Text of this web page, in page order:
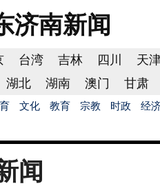
济南新闻
台湾 吉林 四川 天
湖北 湖南 澳门 甘肃
文化 教育 宗教 时政 经
闻